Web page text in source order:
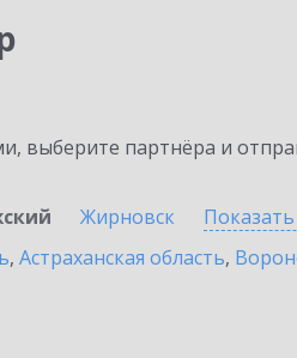
выберите партнёра и
Жирновск
, Астраханская область,